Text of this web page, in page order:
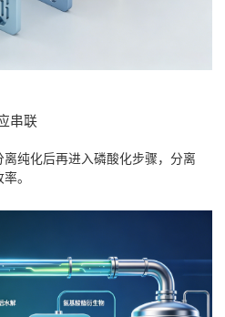
串联
纯化后再进入磷酸化步骤，分离
。